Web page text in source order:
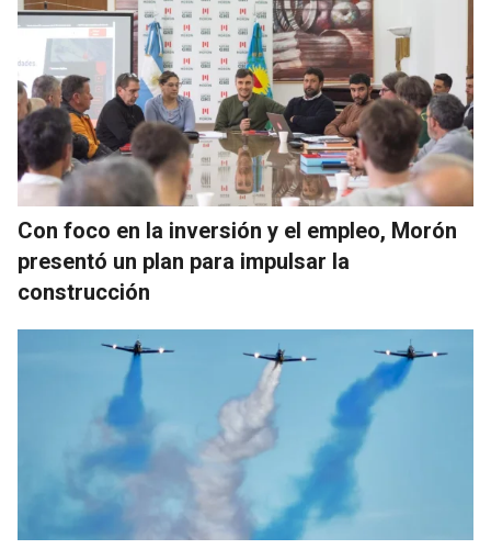
Con foco en la inversión y el empleo, Morón
presentó un plan para impulsar la
construcción